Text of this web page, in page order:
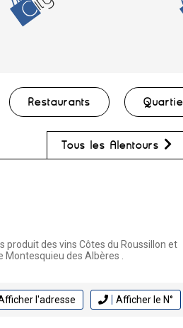
Restaurants
Tous les Alentours
produit des vins Côtes du Roussillon et
des Albères .
l'adresse Afficher le N°